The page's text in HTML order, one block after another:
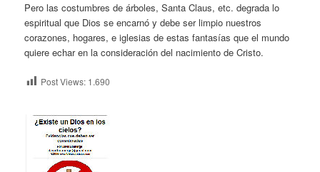
Pero las costumbres de árboles, Santa Claus, etc. degrada lo
espiritual que Dios se encarnó y debe ser limpio nuestros
corazones, hogares, e iglesias de estas fantasías que el mundo
quiere echar en la consideración del nacimiento de Cristo.
Post Views: 1.690